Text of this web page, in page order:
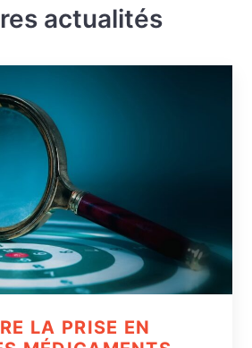
actualités
LA PRISE EN